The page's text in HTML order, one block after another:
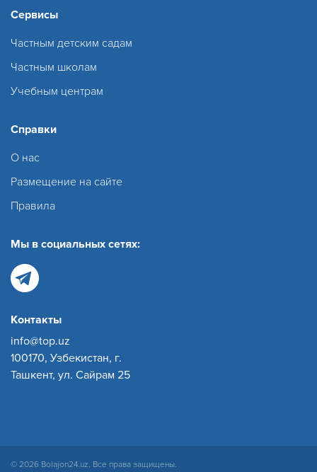
Сервисы
Частным детским садам
Частным школам
Учебным центрам
Справки
О нас
Размещение на сайте
Правила
Мы в социальных сетях:
Контакты
info@top.uz
100170, Узбекистан, г.
Ташкент, ул. Сайрам 25
© 2026 Bolajon24.uz. Все права защищены.